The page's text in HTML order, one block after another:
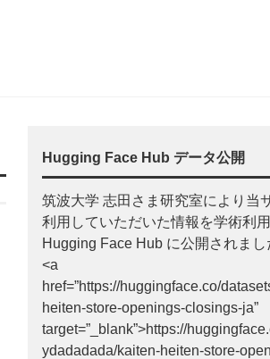
Hugging Face Hub データ公開
筑波大学 志田さま研究室により当
利用していただいた情報を学術利
Hugging Face Hub に公開されまし
<a
href=”https://huggingface.co/
heiten-store-openings-closings-ja”
target=”_blank”>https://
ydadadada/kaiten-heiten-store-